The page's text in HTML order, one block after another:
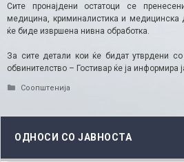
Сите пронајдени остатоци се
медицина, криминалистика и медицинска
ќе биде извршена нивна обработка.
За сите детали кои ќе бидат утврдени
обвинителство – Гостивар ќе ја информира
Categories
Соопштенија
ОДНОСИ СО ЈАВНОСТА